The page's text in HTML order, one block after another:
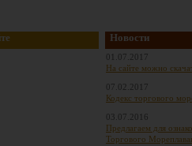
Новости
01.07.2017
На сайте можно
07.02.2017
Кодекс торгового
03.07.2016
Предлагаем для
Торгового